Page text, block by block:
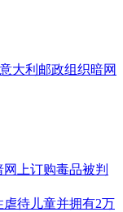
大利邮政组织暗网
上订购毒品被判
待儿童并拥有2万